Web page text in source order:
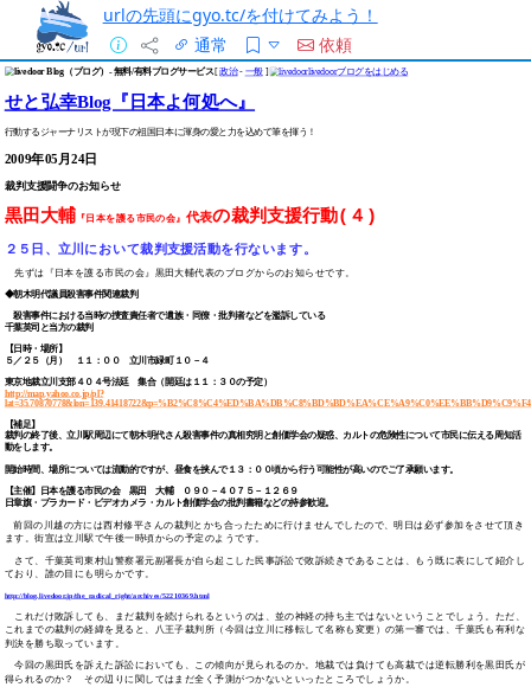
urlの先頭にgyo.tc/を付けてみよう！
通常
依頼